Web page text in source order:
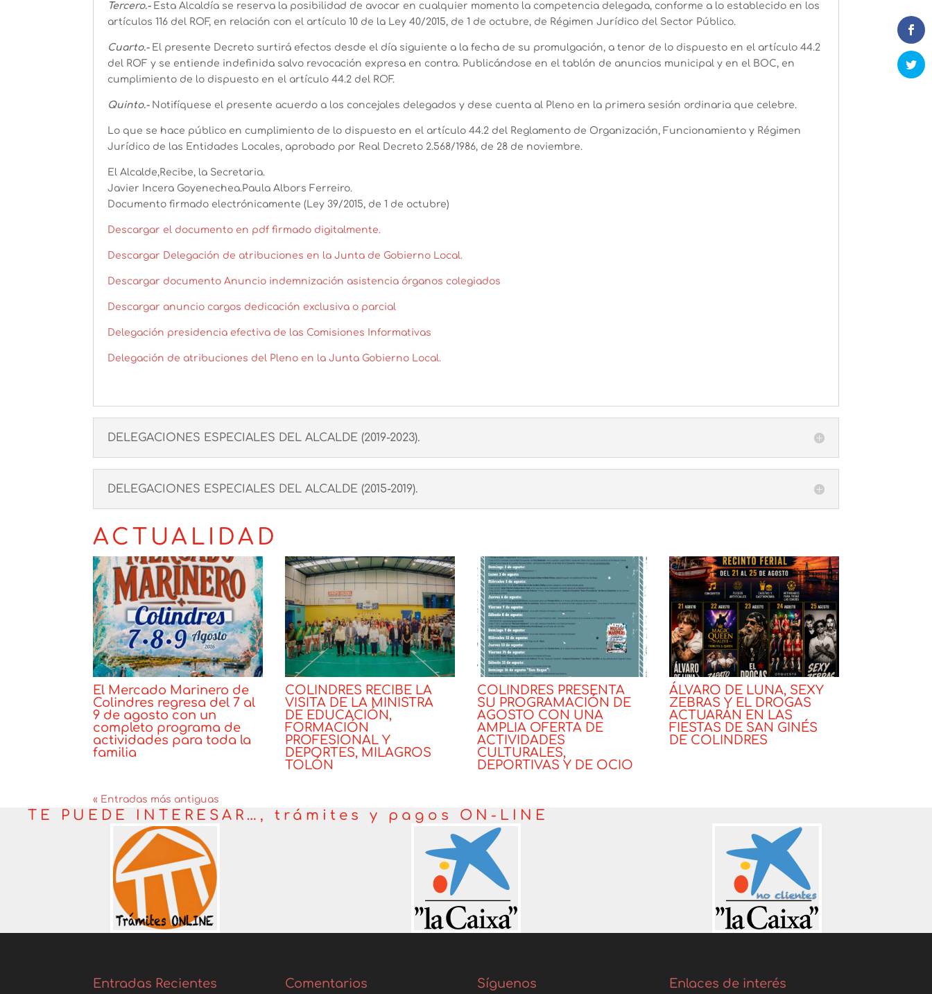
Tercero.-Esta Alcaldía se reserva la posibilidad de avocar en cualquier momento la competencia delegada, conforme a lo establecido en los
artículos 116 del ROF, en relación con el artículo 10 de la Ley 40/2015, de 1 de octubre, de Régimen Jurídico del Sector Público.
Cuarto.-El presente Decreto surtirá efectos desde el día siguiente a la fecha de su promulgación, a tenor de lo dispuesto en el artículo 44.2
del ROF y se entiende indefinida salvo revocación expresa en contra. Publicándose en el tablón de anuncios municipal y en el BOC, en
cumplimiento de lo dispuesto en el artículo 44.2 del ROF.
Quinto.-Notifíquese el presente acuerdo a los concejales delegados y dese cuenta al Pleno en la primera sesión ordinaria que celebre.
Lo que se hace público en cumplimiento de lo dispuesto en el artículo 44.2 del Reglamento de Organización, Funcionamiento y Régimen
Jurídico de las Entidades Locales, aprobado por Real Decreto 2.568/1986, de 28 de noviembre.
El Alcalde,Recibe, la Secretaria.
Javier Incera Goyenechea.Paula Albors Ferreiro.
Documento firmado electrónicamente (Ley 39/2015, de 1 de octubre)
Descargar el documento en pdf firmado digitalmente.
Descargar Delegación de atribuciones en la Junta de Gobierno Local.
Descargar documento Anuncio indemnización asistencia órganos colegiados
Descargar anuncio cargos dedicación exclusiva o parcial
Delegación presidencia efectiva de las Comisiones Informativas
Delegación de atribuciones del Pleno en la Junta Gobierno Local.
DELEGACIONES ESPECIALES DEL ALCALDE (2019-2023).
DELEGACIONES ESPECIALES DEL ALCALDE (2015-2019).
ACTUALIDAD
El Mercado Marinero de
Colindres regresa del 7 al
9 de agosto con un
completo programa de
actividades para toda la
familia
COLINDRES RECIBE LA
VISITA DE LA MINISTRA
DE EDUCACIÓN,
FORMACIÓN
PROFESIONAL Y
DEPORTES, MILAGROS
TOLÓN
COLINDRES PRESENTA
SU PROGRAMACIÓN DE
AGOSTO CON UNA
AMPLIA OFERTA DE
ACTIVIDADES
CULTURALES,
DEPORTIVAS Y DE OCIO
ÁLVARO DE LUNA, SEXY
ZEBRAS Y EL DROGAS
ACTUARÁN EN LAS
FIESTAS DE SAN GINÉS
DE COLINDRES
« Entradas más antiguas
TE PUEDE INTERESAR…, trámites y pagos ON-LINE
Entradas Recientes Comentarios Síguenos Enlaces de interés